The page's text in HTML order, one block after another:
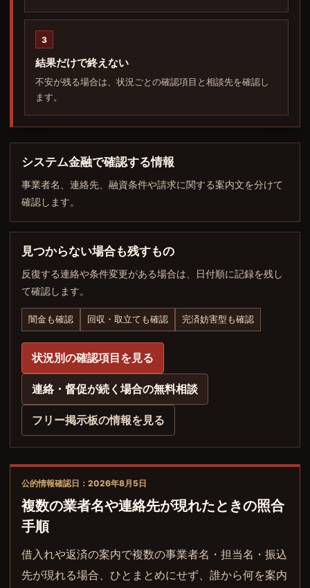
3
結果だけで終えない
不安が残る場合は、状況ごとの確認項目と相談先を確認し
ます。
システム金融で確認する情報
事業者名、連絡先、融資条件や請求に関する案内文を分けて
確認します。
見つからない場合も残すもの
反復する連絡や条件変更がある場合は、日付順に記録を残し
て確認します。
闇金も確認 回収・取立ても確認 完済妨害型も確認
状況別の確認項目を見る
連絡・督促が続く場合の無料相談
フリー掲示板の情報を見る
公的情報確認日：2026年8月5日
複数の業者名や連絡先が現れたときの照合
手順
借入れや返済の案内で複数の事業者名・担当名・振込
先が現れる場合、ひとまとめにせず、誰から何を案内